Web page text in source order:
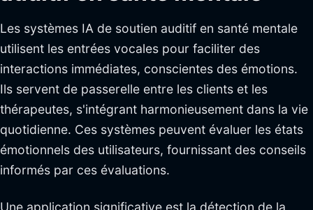
Les systèmes IA de soutien auditif en santé mentale
utilisent les entrées vocales pour faciliter des
interactions immédiates, conscientes des émotions.
Ils servent de passerelle entre les clients et les
thérapeutes, s'intégrant harmonieusement dans la vie
quotidienne. Ces systèmes peuvent évaluer les états
émotionnels des utilisateurs, fournissant des conseils
informés par ces évaluations.
Une application significative est la détection de la